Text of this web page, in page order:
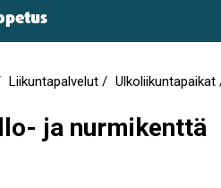
Liikuntapalvelut Ulkoliikuntapaikat
ja nurmikenttä